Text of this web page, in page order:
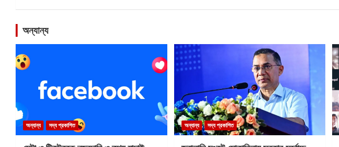
অন্যান্য
অন্যান্য সদ্য প্রকাশিত অন্যান্য সদ্য প্রকাশিত